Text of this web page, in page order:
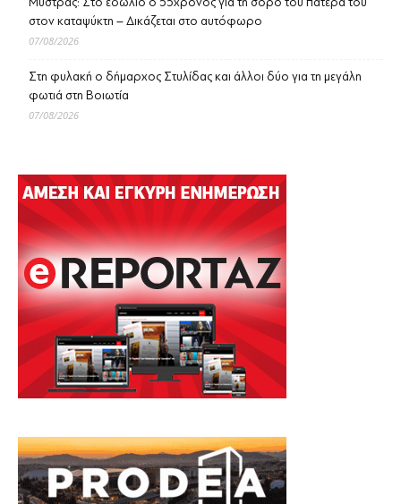
στον καταψύκτη – Δικάζεται στο αυτόφωρο
07/08/2026
Στη φυλακή ο δήμαρχος Στυλίδας και άλλοι δύο για τη μεγάλη
φωτιά στη Βοιωτία
07/08/2026